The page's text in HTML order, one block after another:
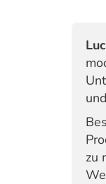
zu